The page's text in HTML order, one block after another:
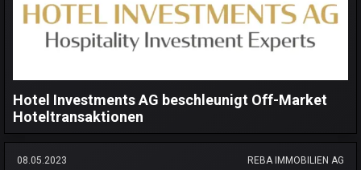
Hotel Investments AG beschleunigt Off-Market
Hoteltransaktionen
08.05.2023 REBA IMMOBILIEN AG